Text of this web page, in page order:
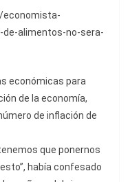
economista-
alimentos-no-sera-
económicas para
de la economía,
de inflación de
que ponernos
había confesado